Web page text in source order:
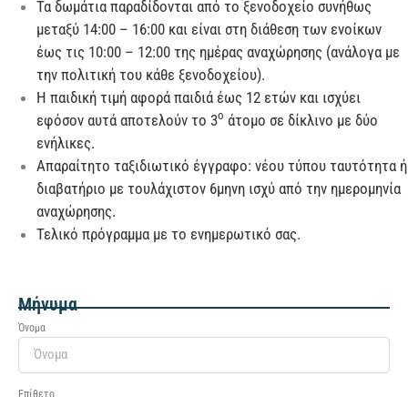
Τα δωμάτια παραδίδονται από το ξενοδοχείο συνήθως
μεταξύ 14:00 – 16:00 και είναι στη διάθεση των ενοίκων
έως τις 10:00 – 12:00 της ημέρας αναχώρησης (ανάλογα με
την πολιτική του κάθε ξενοδοχείου).
Η παιδική τιμή αφορά παιδιά έως 12 ετών και ισχύει
εφόσον αυτά αποτελούν το 3ο άτομο σε δίκλινο με δύο
ενήλικες.
Απαραίτητο ταξιδιωτικό έγγραφο: νέου τύπου ταυτότητα ή
διαβατήριο με τουλάχιστον 6μηνη ισχύ από την ημερομηνία
αναχώρησης.
Τελικό πρόγραμμα με το ενημερωτικό σας.
Μήνυμα
Όνομα
Επίθετο